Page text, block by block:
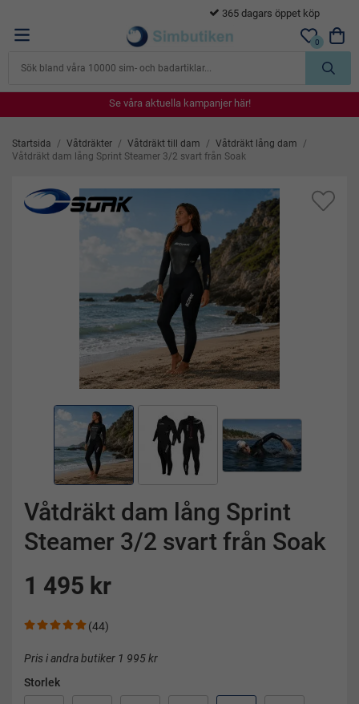
365 dagars öppet köp
0
Se våra aktuella kampanjer här!
Se våra aktuella kampanjer här!
Se våra aktuella kampanjer här!
Se våra aktuella kampanjer här!
Startsida / Våtdräkter / Våtdräkt till dam / Våtdräkt lång dam
/
Våtdräkt dam lång Sprint Steamer 3/2 svart från Soak
Våtdräkt dam lång Sprint
Steamer 3/2 svart från Soak
1 495 kr
(44)
Pris i andra butiker 1 995 kr
Storlek